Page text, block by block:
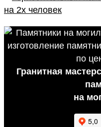
Гранитная
на